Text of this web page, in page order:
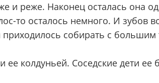
и реже. Наконец осталась она
то осталось немного. И зубов
собирать с большим
колдуньей. Соседские дети